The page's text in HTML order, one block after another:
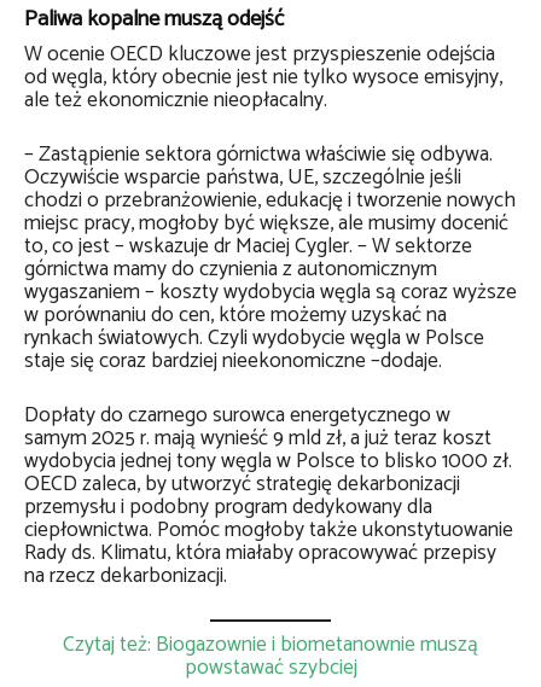
Paliwa kopalne muszą odejść
W ocenie OECD kluczowe jest przyspieszenie odejścia
od węgla, który obecnie jest nie tylko wysoce emisyjny,
ale też ekonomicznie nieopłacalny.
– Zastąpienie sektora górnictwa właściwie się odbywa.
Oczywiście wsparcie państwa, UE, szczególnie jeśli
chodzi o przebranżowienie, edukację i tworzenie nowych
miejsc pracy, mogłoby być większe, ale musimy docenić
to, co jest – wskazuje dr Maciej Cygler. – W sektorze
górnictwa mamy do czynienia z autonomicznym
wygaszaniem – koszty wydobycia węgla są coraz wyższe
w porównaniu do cen, które możemy uzyskać na
rynkach światowych. Czyli wydobycie węgla w Polsce
staje się coraz bardziej nieekonomiczne –dodaje.
Dopłaty do czarnego surowca energetycznego w
samym 2025 r. mają wynieść 9 mld zł, a już teraz koszt
wydobycia jednej tony węgla w Polsce to blisko 1000 zł.
OECD zaleca, by utworzyć strategię dekarbonizacji
przemysłu i podobny program dedykowany dla
ciepłownictwa. Pomóc mogłoby także ukonstytuowanie
Rady ds. Klimatu, która miałaby opracowywać przepisy
na rzecz dekarbonizacji.
Czytaj też: Biogazownie i biometanownie muszą
powstawać szybciej